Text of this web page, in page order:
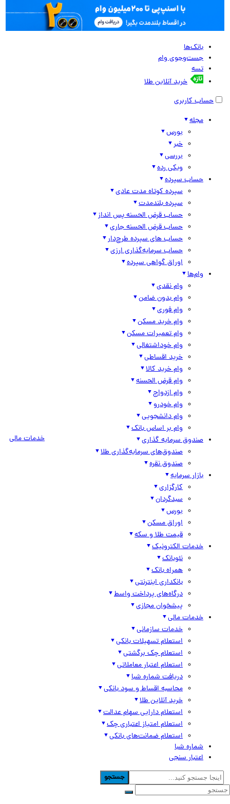
بانک‌ها
جست‌وجوی وام
تسه
خرید آنلاین طلا
حساب کاربری
مجله
بورس
خبر
بررسی
ویکی رده
حساب سپرده
سپرده کوتاه مدت عادی
سپرده بلندمدت
حساب قرض الحسنه پس انداز
حساب قرض الحسنه جاری
حساب های سپرده طرح‌دار
حساب سرمایه‌گذاری ارزی
اوراق گواهی سپرده
وام‌ها
وام نقدی
وام بدون ضامن
وام فوری
وام خرید مسکن
وام تعمیرات مسکن
وام خوداشتغالی
خرید اقساطی
وام خرید کالا
وام قرض الحسنه
وام ازدواج
وام خودرو
وام دانشجویی
وام بر اساس بانک
صندوق سرمایه گذاری
صندوق‌های سرمایه‌گذاری طلا
صندوق نقره
بازار سرمایه
کارگزاری
سبدگردان
بورس
اوراق مسکن
قیمت طلا و سکه
خدمات الکترونیک
نئوبانک
همراه بانک
بانکداری اینترنتی
درگاه‌های پرداخت واسط
پیشخوان مجازی
خدمات مالی
خدمات سازمانی
استعلام تسهیلات بانکی
استعلام چک برگشتی
استعلام اعتبار معاملاتی
دریافت شماره شبا
محاسبه اقساط و سود بانکی
خرید آنلاین طلا
استعلام دارایی سهام عدالت
استعلام امتیاز اعتباری چک
استعلام ضمانت‌های بانکی
شماره شبا
اعتبار سنجی
خدمات مالی
جستجو